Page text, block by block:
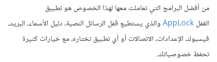
من أفضل البرامج التي تعاملت معها لهذا الخصوص هو تطبيق
القفلAppLockوالذي يستطيع قفل الرسائل النصية، دليل الأسماء، البريد،
فيسبوك، الإعدادات، الاتصالات أو أي تطبيق تختاره، مع خيارات كثيرة
تحفظ خصوصياتك.